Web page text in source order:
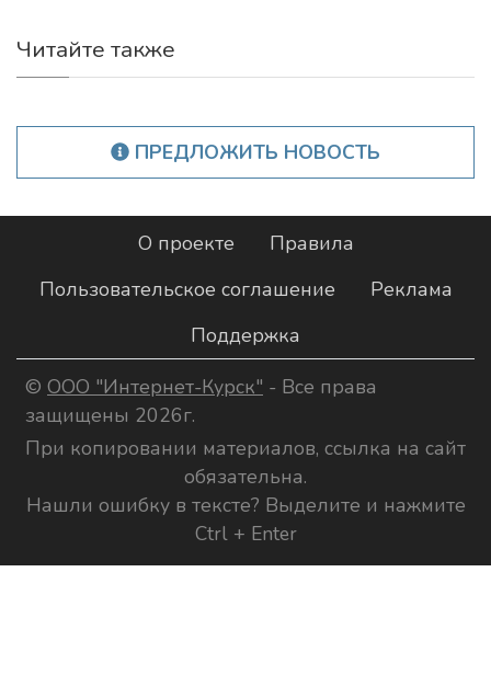
Читайте также
ПРЕДЛОЖИТЬ НОВОСТЬ
О проекте
Правила
Пользовательское соглашение
Реклама
Поддержка
© ООО "Интернет-Курск" - Все права
защищены 2026г.
При копировании материалов, ссылка на сайт
обязательна.
Нашли ошибку в тексте? Выделите и нажмите
Ctrl + Enter